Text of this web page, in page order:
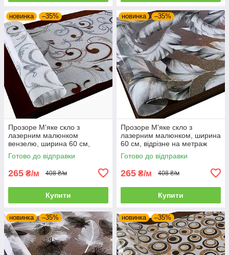
новинка –35%
Прозоре М'яке скло з
лазерним малюнком
вензелю, ширина 60 см,
відрізне на метраж
Готово до відправки
265 ₴/м 408 ₴/м
Купити
новинка –35%
Прозоре М'яке скло з
лазерним малюнком, ширина
60 см, відрізне на метраж
Готово до відправки
265 ₴/м 408 ₴/м
Купити
новинка –35% новинка –35%